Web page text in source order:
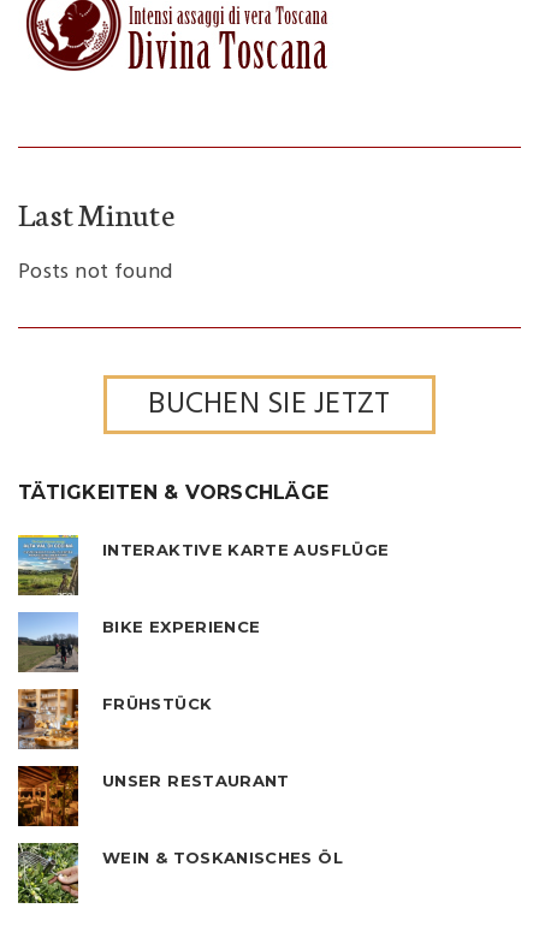
Last Minute
Posts not found
BUCHEN SIE JETZT
TÄTIGKEITEN & VORSCHLÄGE
INTERAKTIVE KARTE AUSFLÜGE
BIKE EXPERIENCE
FRÜHSTÜCK
UNSER RESTAURANT
WEIN & TOSKANISCHES ÖL